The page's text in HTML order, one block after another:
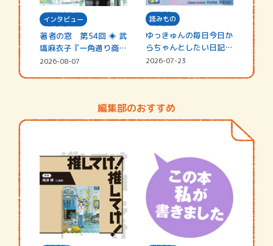
インタビュー
著者の窓 第54回 ◈ 武
塙麻衣子『一角通り商店
街の…
2026-08-07
読みもの
ゆっきゅんの毎日今日か
らちゃんとしたい日記
☆202…
2026-07-23
編集部のおすすめ